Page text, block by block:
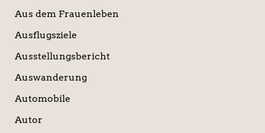
Aus dem Frauenleben
Ausflugsziele
Ausstellungsbericht
Auswanderung
Automobile
Autor